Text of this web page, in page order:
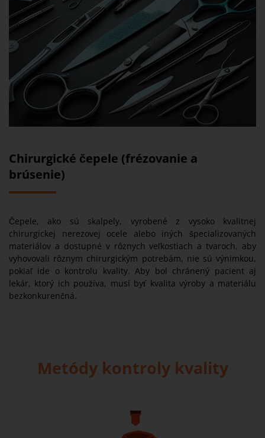
Chirurgické čepele (frézovanie a
brúsenie)
Čepele, ako sú skalpely, vyrobené z vysoko kvalitnej
chirurgickej nerezovej ocele alebo iných špecializovaných
materiálov a dostupné v rôznych veľkostiach a tvaroch, aby
vyhovovali rôznym chirurgickým potrebám, nie sú výnimkou,
pokiaľ ide o kontrolu kvality. Aby bol chránený pacient aj
lekár, ktorý ich používa, musí byť kvalita výroby a materiálu
bezkonkurenčná.
Metódy kontroly kvality